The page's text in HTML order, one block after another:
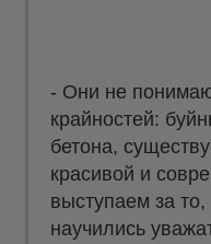
- Они не
крайностей:
бетона,
красивой и
выступаем за
научились